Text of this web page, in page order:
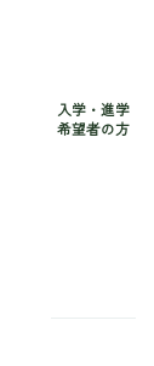
入学・進学
希望者の方